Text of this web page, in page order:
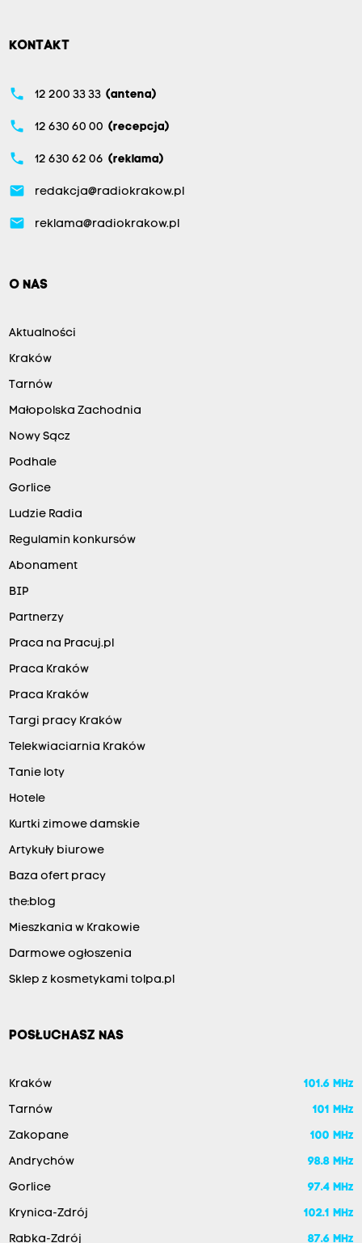
KONTAKT
phone 12 200 33 33 (antena)
phone 12 630 60 00 (recepcja)
phone 12 630 62 06 (reklama)
email redakcja@radiokrakow.pl
email reklama@radiokrakow.pl
O NAS
Aktualności
Kraków
Tarnów
Małopolska Zachodnia
Nowy Sącz
Podhale
Gorlice
Ludzie Radia
Regulamin konkursów
Abonament
BIP
Partnerzy
Praca na Pracuj.pl
Praca Kraków
Praca Kraków
Targi pracy Kraków
Telekwiaciarnia Kraków
Tanie loty
Hotele
Kurtki zimowe damskie
Artykuły biurowe
Baza ofert pracy
the:blog
Mieszkania w Krakowie
Darmowe ogłoszenia
Sklep z kosmetykami tolpa.pl
POSŁUCHASZ NAS
Kraków 101.6 MHz
Tarnów 101 MHz
Zakopane 100 MHz
Andrychów 98.8 MHz
Gorlice 97.4 MHz
Krynica-Zdrój 102.1 MHz
Rabka-Zdrój 87.6 MHz